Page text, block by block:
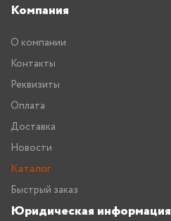
Компания
О компании
Контакты
Реквизиты
Оплата
Доставка
Новости
Каталог
Быстрый заказ
Юридическая информация